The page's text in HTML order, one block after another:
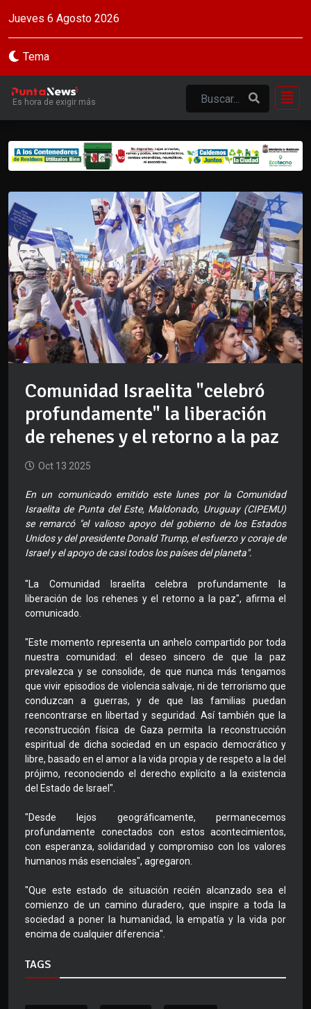
Jueves 6 Agosto 2026
Tema
Es hora de exigir más
Comunidad Israelita "celebró
profundamente" la liberación
de rehenes y el retorno a la paz
Oct 13 2025
En un comunicado emitido este lunes por la Comunidad
Israelita de Punta del Este, Maldonado, Uruguay (CIPEMU)
se remarcó "el valioso apoyo del gobierno de los Estados
Unidos y del presidente Donald Trump, el esfuerzo y coraje de
Israel y el apoyo de casi todos los países del planeta".
"La Comunidad Israelita celebra profundamente la
liberación de los rehenes y el retorno a la paz", afirma el
comunicado.
"Este momento representa un anhelo compartido por toda
nuestra comunidad: el deseo sincero de que la paz
prevalezca y se consolide, de que nunca más tengamos
que vivir episodios de violencia salvaje, ni de terrorismo que
conduzcan a guerras, y de que las familias puedan
reencontrarse en libertad y seguridad. Así también que la
reconstrucción física de Gaza permita la reconstrucción
espiritual de dicha sociedad en un espacio democrático y
libre, basado en el amor a la vida propia y de respeto a la del
prójimo, reconociendo el derecho explícito a la existencia
del Estado de Israel".
"Desde lejos geográficamente, permanecemos
profundamente conectados con estos acontecimientos,
con esperanza, solidaridad y compromiso con los valores
humanos más esenciales", agregaron.
"Que este estado de situación recién alcanzado sea el
comienzo de un camino duradero, que inspire a toda la
sociedad a poner la humanidad, la empatía y la vida por
encima de cualquier diferencia".
TAGS